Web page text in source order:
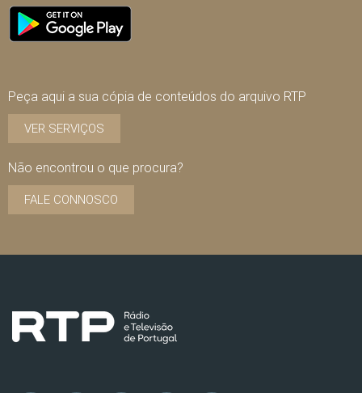
Peça aqui a sua cópia de conteúdos do arquivo RTP
VER SERVIÇOS
Não encontrou o que procura?
FALE CONNOSCO